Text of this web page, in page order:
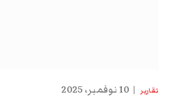
تقارير 10 نوفمبر، 2025